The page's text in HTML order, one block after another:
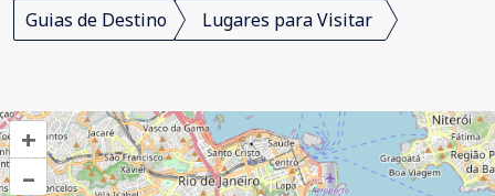
Guias de Destino Lugares para Visitar
+
–